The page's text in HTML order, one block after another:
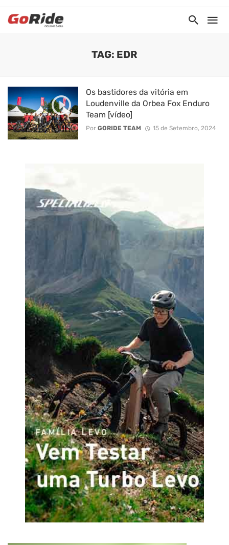
TAG: EDR
Os bastidores da vitória em
Loudenville da Orbea Fox Enduro
Team [vídeo]
Por GORIDE TEAM 15 de Setembro, 2024